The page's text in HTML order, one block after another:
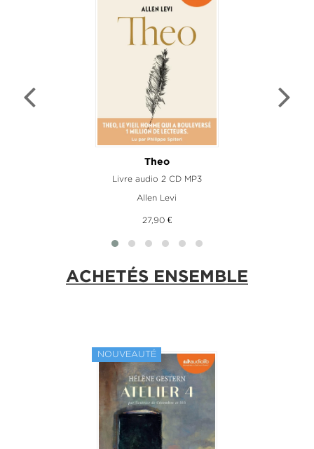
Theo
Livre audio 2 CD MP3
Allen Levi
27,90 €
ACHETÉS ENSEMBLE
NOUVEAUTÉ